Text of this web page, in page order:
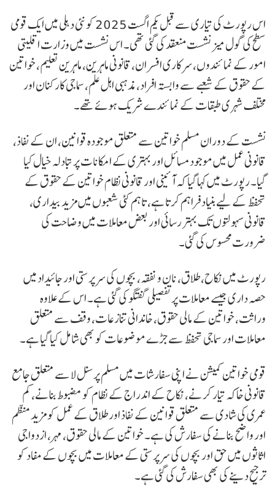
اس رپورٹ کی تیاری سے قبل یکم اگست 2025 کو نئی دہلی میں ایک قومی
سطح کی گول میز نشست منعقد کی گئی تھی۔ اس نشست میں وزارت اقلیتی
امور کے نمائندوں، سرکاری افسران، قانونی ماہرین، ماہرین تعلیم، خواتین
کے حقوق کے شعبے سے وابستہ افراد، مذہبی اہل علم، سماجی کارکنان اور
مختلف شہری طبقات کے نمائندے شریک ہوئے تھے۔
نشست کے دوران مسلم خواتین سے متعلق موجودہ قوانین، ان کے نفاذ،
قانونی عمل میں موجود مسائل اور بہتری کے امکانات پر تبادلہ خیال کیا
گیا۔ رپورٹ میں کہا گیا کہ آئینی اور قانونی نظام خواتین کے حقوق کے
تحفظ کے لیے بنیاد فراہم کرتا ہے، تاہم کئی شعبوں میں مزید بیداری،
قانونی سہولتوں تک بہتر رسائی اور بعض معاملات میں وضاحت کی
ضرورت محسوس کی گئی۔
رپورٹ میں نکاح، طلاق، نان و نفقہ، بچوں کی سرپرستی اور جائیداد میں
حصہ داری جیسے معاملات پر تفصیلی گفتگو کی گئی ہے۔ اس کے علاوہ
وراثت، خواتین کے مالی حقوق، خاندانی تنازعات، وقف سے متعلق
معاملات اور سماجی تحفظ سے جڑے موضوعات کو بھی شامل کیا گیا ہے۔
قومی خواتین کمیشن نے اپنی سفارشات میں مسلم پرسنل لا سے متعلق جامع
قانونی خاکہ تیار کرنے، نکاح کے اندراج کے نظام کو مضبوط بنانے، کم
عمری کی شادی سے متعلق قوانین کے نفاذ اور طلاق کے عمل کو مزید منظم
اور واضح بنانے کی سفارش کی ہے۔ خواتین کے مالی حقوق، مہر، ازدواجی
اثاثوں میں حق اور بچوں کی سرپرستی کے معاملات میں بچوں کے مفاد کو
ترجیح دینے کی بھی سفارش کی گئی ہے۔